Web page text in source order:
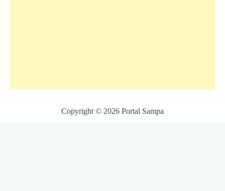
Copyright © 2026 Portal Sampa